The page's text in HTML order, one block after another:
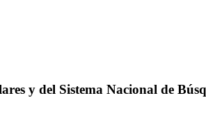
y del Sistema Nacional de